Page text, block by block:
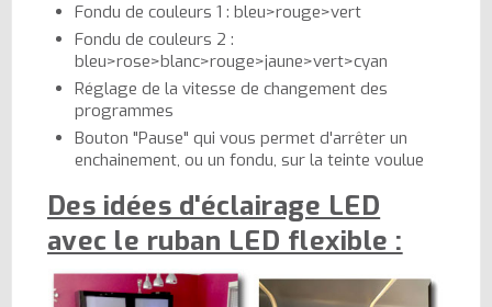
Fondu de couleurs 1 : bleu>rouge>vert
Fondu de couleurs 2 :
bleu>rose>blanc>rouge>jaune>vert>cyan
Réglage de la vitesse de changement des
programmes
Bouton "Pause" qui vous permet d'arrêter un
enchainement, ou un fondu, sur la teinte voulue
Des idées d'éclairage LED
avec le ruban LED flexible :